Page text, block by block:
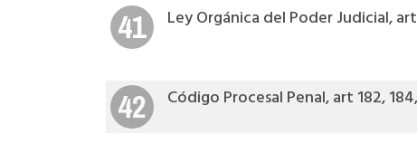
41 Ley Orgánica del Poder Judicial,
42 Código Procesal Penal, art 182,